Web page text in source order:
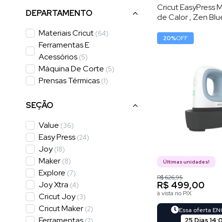
DEPARTAMENTO
Materiais Cricut (64)
Ferramentas E
Acessórios (5)
Máquina De Corte (5)
Prensas Térmicas (1)
SEÇÃO
Value (36)
Easy Press (24)
Joy (18)
Maker (8)
Explore (7)
Joy Xtra (4)
Cricut Joy (3)
Cricut Maker (2)
Cricut EasyPress
de Calor , Zen
8,3 × 5 cm
20%OFF
Últimas unidades!
R$ 626,95
R$ 499,00
à vista no PIX
Essa oferta
25 Dias 14: